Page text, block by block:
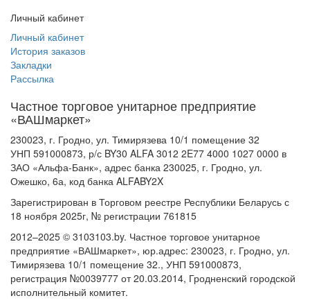
Личный кабинет
Личный кабинет
История заказов
Закладки
Рассылка
Частное торговое унитарное предприятие
«ВАШмаркет»
230023, г. Гродно, ул. Тимирязева 10/1 помещение 32
УНП 591000873, р/с BY30 ALFA 3012 2E77 4000 1027 0000 в
ЗАО «Альфа-Банк», адрес банка 230025, г. Гродно, ул.
Ожешко, 6а, код банка ALFABY2X
Зарегистрирован в Торговом реестре Республики Беларусь с
18 ноября 2025г, № регистрации 761815
2012–2025 © 3103103.by. Частное торговое унитарное
предприятие «ВАШмаркет», юр.адрес: 230023, г. Гродно, ул.
Тимирязева 10/1 помещение 32., УНП 591000873,
регистрация №0039777 от 20.03.2014, Гродненский городской
исполнительный комитет.